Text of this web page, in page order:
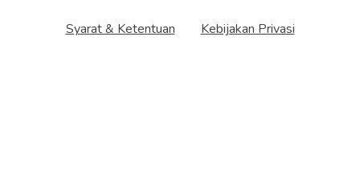
Syarat & Ketentuan Kebijakan Privasi